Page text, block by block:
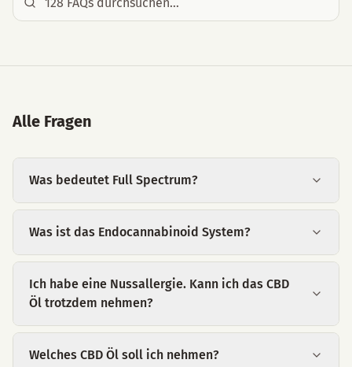
Alle Fragen
Was bedeutet Full Spectrum?
Was ist das Endocannabinoid System?
Ich habe eine Nussallergie. Kann ich das CBD
Öl trotzdem nehmen?
Welches CBD Öl soll ich nehmen?